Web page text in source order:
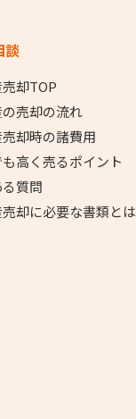
談
却TOP
売却の流れ
却時の諸費用
高く売るポイント
質問
却に必要な書類とは